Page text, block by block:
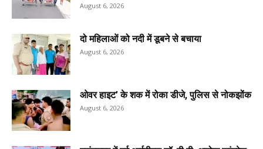
August 6, 2026
दो महिलाओं को नदी में डूबने से बचाया
August 6, 2026
ओवर हाइट’ के शक में रोका डीजे, पुलिस से नोकझोंक
August 6, 2026